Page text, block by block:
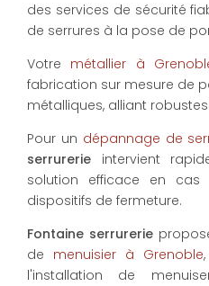
des services de sécurité
de serrures à la pose de
Votre métallier à
fabrication sur mesure de
métalliques, alliant
Pour un dépannage de
serrurerie intervient
solution efficace en
dispositifs de fermeture.
Fontaine serrurerie
de menuisier à Grenoble
l'installation de